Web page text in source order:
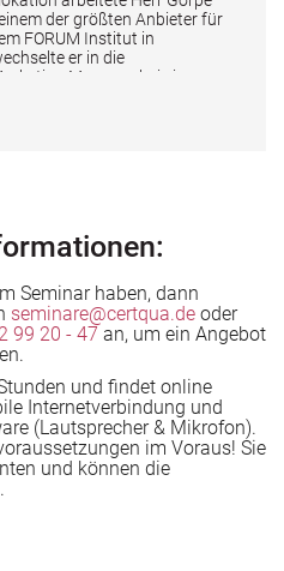
der größten Anbieter für
FORUM Institut in
er in die
Manager bei einem
für
Marketing des
Sachsen-Anhalt.
hier auch das
40.000 Teilnehmenden im
Praxiserfahrung in den
mit Social-Media und
Seminar haben, dann
seminare@certqua.de oder
99 20 - 47 an, um ein Angebot
und findet online
Internetverbindung und
(Lautsprecher & Mikrofon).
im Voraus! Sie
und können die